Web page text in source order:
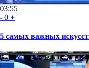
03:55
- 0 +
5 самых важных